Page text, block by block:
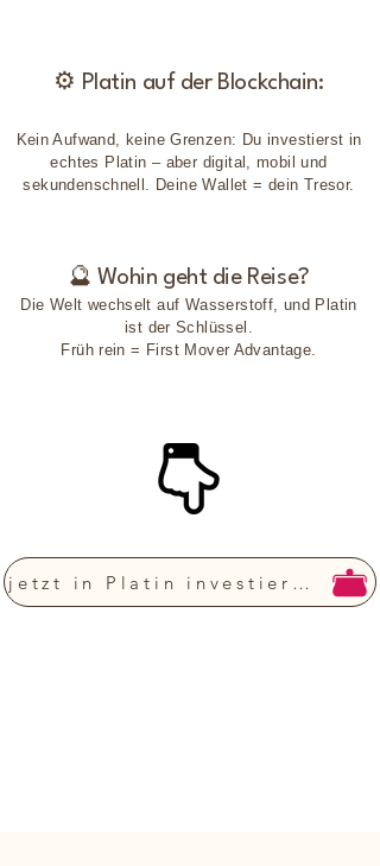
⚙️ Platin auf der Blockchain:
Kein Aufwand, keine Grenzen: Du investierst in
echtes Platin – aber digital, mobil und
sekundenschnell. Deine Wallet = dein Tresor.
🔮 Wohin geht die Reise?
Die Welt wechselt auf Wasserstoff, und Platin
ist der Schlüssel.
Früh rein = First Mover Advantage.
jetzt in Platin investieren!